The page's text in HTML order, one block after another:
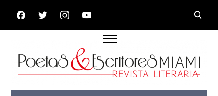
FACEBOOKTWITTERINSTAGRAMYOUTUBE